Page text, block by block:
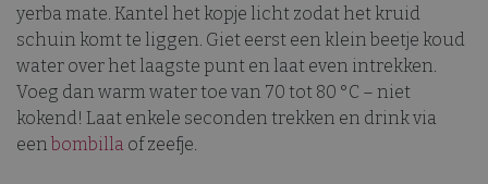
yerba mate. Kantel het kopje licht zodat het kruid
schuin komt te liggen. Giet eerst een klein beetje koud
water over het laagste punt en laat even intrekken.
Voeg dan warm water toe van 70 tot 80 °C – niet
kokend! Laat enkele seconden trekken en drink via
een bombilla of zeefje.